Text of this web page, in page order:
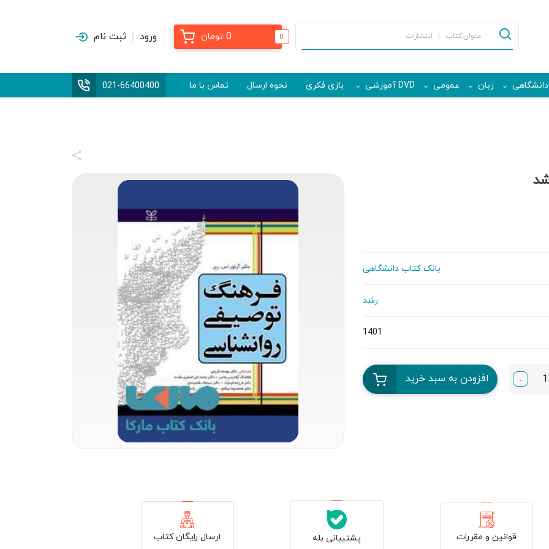
0
0 تومان ورود ثبت نام
دانشگاهی زبان عمومی DVD آموزشی بازی فکری نحوه ارسال تماس با ما 021-66400400
بانک کتاب دانشگاهی
رشد
1401
- افزودن به سبد خرید
قوانین و مقررات پشتیبانی بله ارسال رایگان کتاب